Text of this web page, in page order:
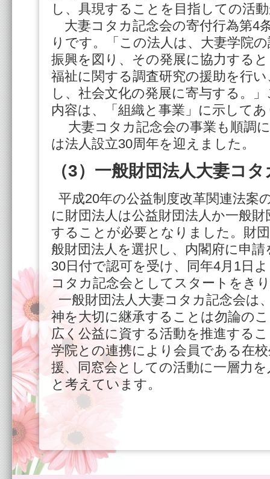
し、具現することを目指しての活
大妻コタカ記念会の寄付行為第4
りです。「この法人は、大妻学院
振興を図り、その発展に協力する
福祉に関する調査研究の援助を行
し、社会文化の発展に寄与する。
内容は、「組織と事業」に示して
大妻コタカ記念会の事業も順調
は法人設立30周年を迎えました。
（3）一般財団法人大妻コ
平成20年の公益制度改革関連法案
に財団法人は公益財団法人か一般
することが必要となりました。財
般財団法人を選択し、内閣府に申
30日付で認可を受け、同年4月1日
コタカ記念会としてスタートをき
一般財団法人大妻コタカ記念会は
神を大切に継承することは勿論の
広く公益に資する活動を推進する
学院との連携により会員である在
援、同窓会としての活動に一層力
と考えています。